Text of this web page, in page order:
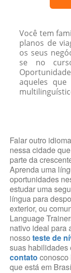
Você tem
planos de
os seus
se no
aqueles
Falar outro
nessa cidade
parte da
Aprenda uma
oportunidades
estudar uma
língua para
exterior, ou
Language
nativo ideal para
nosso teste de
suas habilidades
contato conosco
que está em